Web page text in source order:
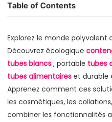
Table of Contents
Explorez le monde polyvalent
Découvrez écologique
tubes blancs , portable tubes
tubes alimentaires et durable
Apprenez comment ces
les cosmétiques, les
combiner les fonctionnalités